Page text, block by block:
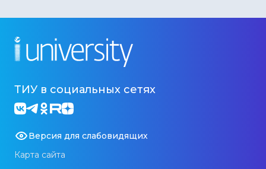
ТИУ в социальных сетях
Версия для слабовидящих
Карта сайта